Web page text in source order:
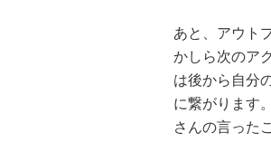
あと、アウト
かしら次のア
は後から自分
に繋がります
さんの言った